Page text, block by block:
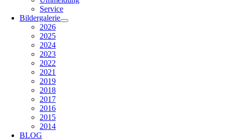
Service
Bildergalerie
2026
2025
2024
2023
2022
2021
2019
2018
2017
2016
2015
2014
BLOG